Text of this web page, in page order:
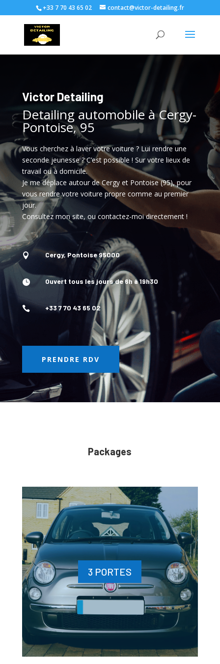
+33 7 70 43 65 02 contact@victor-detailing.fr
Victor Detailing
Detailing automobile à Cergy-
Pontoise, 95
Vous cherchez à laver votre voiture ? Lui rendre une
seconde jeunesse ? C’est possible ! Sur votre lieux de
travail ou à domicile.
Je me déplace autour de Cergy et Pontoise (95), pour
vous rendre votre voiture propre comme au premier
jour.
Consultez mon site, ou contactez-moi directement !
 Cergy, Pontoise 95000
 Ouvert tous les jours de 6h à 19h30
 +33 7 70 43 65 02
PRENDRE RDV
Packages
3 PORTES